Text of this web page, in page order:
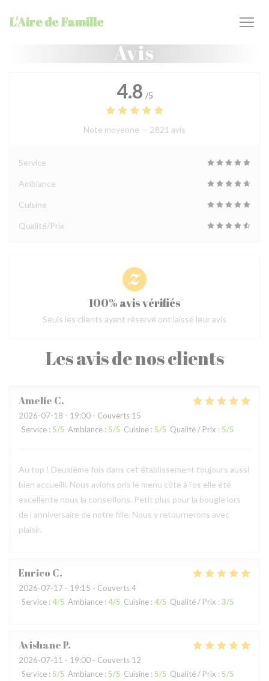
L'Aire de Famille
Avis
Les avis de nos clients
Amelie C
2026-07-18 - 19:00 - Couverts 15
Service : 5/5 Ambiance : 5/5 Cuisine : 5/5 Qualité / Prix : 5/5
Au top ! Deuxième fois dans cet établissement toujours aussi
bien accueilli. Nous avions pris le menu côte à l’os elle été
excellente nous la conseillons. Petit plus pour la bougie lors
de l anniversaire de notre fille. Nous y retournerons avec
plaisir.
Enrico C
2026-07-17 - 19:15 - Couverts 4
Service : 4/5 Ambiance : 4/5 Cuisine : 4/5 Qualité / Prix : 3/5
AvishaneP
2026-07-11 - 19:00 - Couverts 12
Service : 5/5 Ambiance : 5/5 Cuisine : 5/5 Qualité / Prix : 5/5
4.8 /5
Note moyenne — 2821 avis
Service
Ambiance
Cuisine
Qualité/Prix
100% avis vérifiés
Seuls les clients ayant réservé ont laissé leur avis